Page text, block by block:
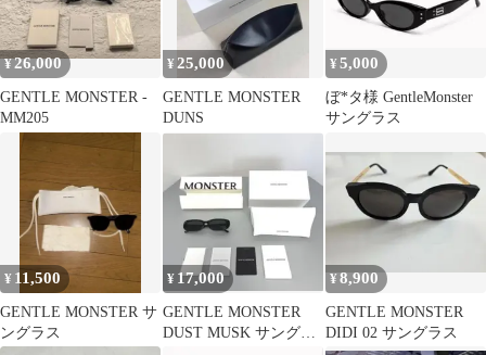
¥26,000
GENTLE MONSTER -
MM205
¥25,000
GENTLE MONSTER
DUNS
¥5,000
ぼ*タ様 GentleMonster
サングラス
¥ 11,500
GENTLE MONSTER サ
ングラス
¥ 17,000
GENTLE MONSTER
DUST MUSK サングラ
¥8,900
GENTLE MONSTER
DIDI 02 サングラス